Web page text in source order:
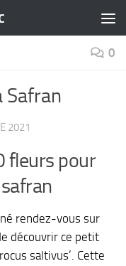
0
Safran
2021
fleurs pour
rendez-vous sur
découvrir ce petit
saltivus’. Cette